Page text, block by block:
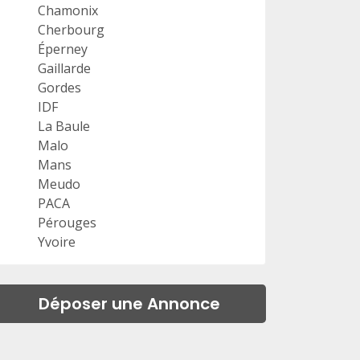
Chamonix
Cherbourg
Éperney
Gaillarde
Gordes
IDF
La Baule
Malo
Mans
Meudo
PACA
Pérouges
Yvoire
Déposer une Annonce